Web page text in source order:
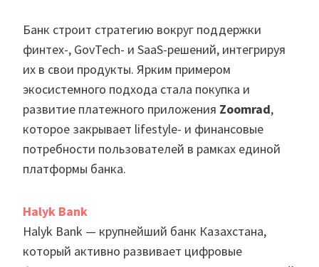
Банк строит стратегию вокруг поддержки
финтех-, GovTech- и SaaS-решений, интегрируя
их в свои продукты. Ярким примером
экосистемного подхода стала покупка и
развитие платежного приложения Zoomrad,
которое закрывает lifestyle- и финансовые
потребности пользователей в рамках единой
платформы банка.
Halyk Bank
Halyk Bank — крупнейший банк Казахстана,
который активно развивает цифровые